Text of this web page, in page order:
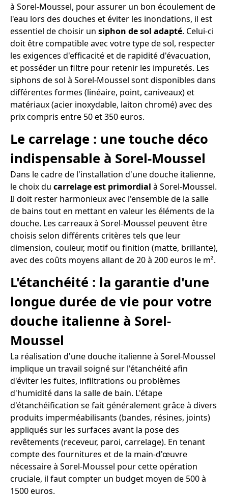
à Sorel-Moussel, pour assurer un bon écoulement de
l'eau lors des douches et éviter les inondations, il est
essentiel de choisir un siphon de sol adapté. Celui-ci
doit être compatible avec votre type de sol, respecter
les exigences d'efficacité et de rapidité d'évacuation,
et posséder un filtre pour retenir les impuretés. Les
siphons de sol à Sorel-Moussel sont disponibles dans
différentes formes (linéaire, point, caniveaux) et
matériaux (acier inoxydable, laiton chromé) avec des
prix compris entre 50 et 350 euros.
Le carrelage : une touche déco
indispensable à Sorel-Moussel
Dans le cadre de l'installation d'une douche italienne,
le choix du carrelage est primordial à Sorel-Moussel.
Il doit rester harmonieux avec l'ensemble de la salle
de bains tout en mettant en valeur les éléments de la
douche. Les carreaux à Sorel-Moussel peuvent être
choisis selon différents critères tels que leur
dimension, couleur, motif ou finition (matte, brillante),
avec des coûts moyens allant de 20 à 200 euros le m².
L'étanchéité : la garantie d'une
longue durée de vie pour votre
douche italienne à Sorel-
Moussel
La réalisation d'une douche italienne à Sorel-Moussel
implique un travail soigné sur l'étanchéité afin
d'éviter les fuites, infiltrations ou problèmes
d'humidité dans la salle de bain. L'étape
d'étanchéification se fait généralement grâce à divers
produits imperméabilisants (bandes, résines, joints)
appliqués sur les surfaces avant la pose des
revêtements (receveur, paroi, carrelage). En tenant
compte des fournitures et de la main-d'œuvre
nécessaire à Sorel-Moussel pour cette opération
cruciale, il faut compter un budget moyen de 500 à
1500 euros.